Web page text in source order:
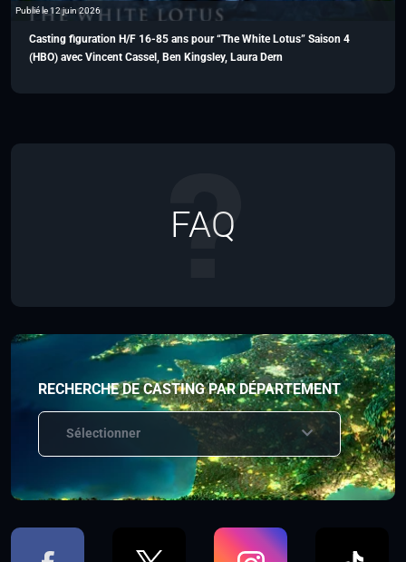
Publié le 12 juin 2026
Casting figuration H/F 16-85 ans pour “The White Lotus” Saison 4
(HBO) avec Vincent Cassel, Ben Kingsley, Laura Dern
FAQ
RECHERCHE DE CASTING PAR DÉPARTEMENT
Sélectionner